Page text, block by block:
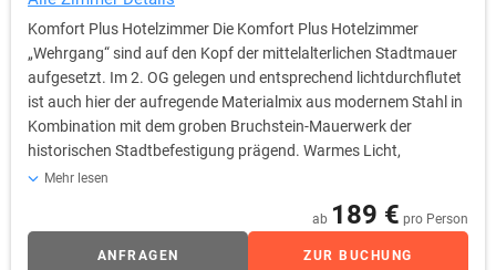
Komfort Plus Hotelzimmer Die Komfort Plus Hotelzimmer
„Wehrgang“ sind auf den Kopf der mittelalterlichen Stadtmauer
aufgesetzt. Im 2. OG gelegen und entsprechend lichtdurchflutet
ist auch hier der aufregende Materialmix aus modernem Stahl in
Kombination mit dem groben Bruchstein-Mauerwerk der
historischen Stadtbefestigung prägend. Warmes Licht,
harmonische Stoffe und frische Accessoires sorgen für die
Wohlgefühl. Eine weitere Besonderheit dieser Zimmer ist der
originelle Zugang zur Loggia. Über zwei kleine Stufen
Mehr lesen
ab 189 € pro Person
ANFRAGEN ZUR BUCHUNG